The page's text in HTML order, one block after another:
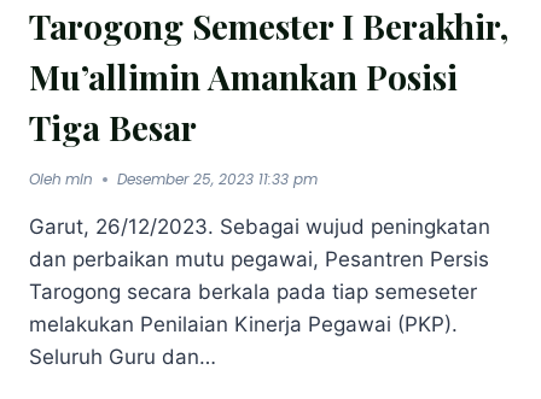
Tarogong Semester I Berakhir,
Mu’allimin Amankan Posisi
Tiga Besar
Oleh mln Desember 25, 2023 11:33 pm
Garut, 26/12/2023. Sebagai wujud peningkatan
dan perbaikan mutu pegawai, Pesantren Persis
Tarogong secara berkala pada tiap semeseter
melakukan Penilaian Kinerja Pegawai (PKP).
Seluruh Guru dan…